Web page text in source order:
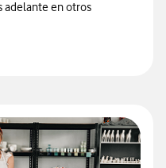
adelante en otros